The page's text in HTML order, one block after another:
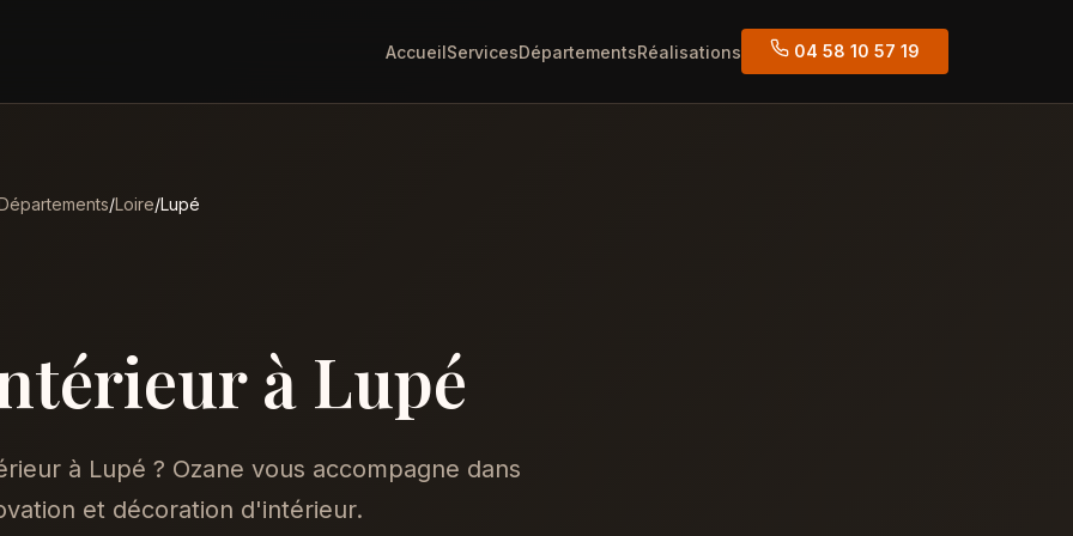
AccueilServicesDépartementsRéalisations 04 58 10 57 19
/Loire/Lupé
à Lupé
à Lupé ? Ozane vous accompagne dans
et décoration d'intérieur.